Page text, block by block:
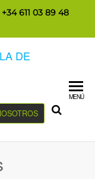
+34 611 03 89 48
MENÚ